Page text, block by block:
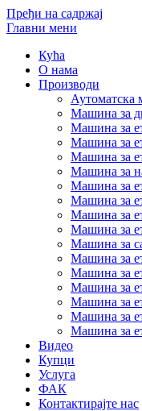
Пређи на садржај
Главни мени
Кућа
О нама
Производи
Аутоматска
Машина за
Машина за
Машина за
Машина за
Машина за
Машина за
Машина за
Машина за
Машина за
Машина за
Машина за
Машина за
Машина за
Машина за
Машина за
Машина за
Видео
Купци
Услуга
ФАК
Контактирајте нас